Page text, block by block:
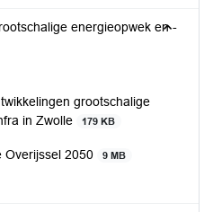
energieopwek en -
grootschalige
in Zwolle
179 KB
Overijssel 2050 9 MB